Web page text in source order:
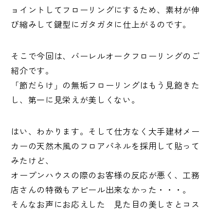
ョイントしてフローリングにするため、素材が伸
び縮みして鍵型にガタガタに仕上がるのです。
そこで今回は、バーレルオークフローリングのご
紹介です。
「節だらけ」の無垢フローリングはもう見飽きた
し、第一に見栄えが美しくない。
はい、わかります。そして仕方なく大手建材メー
カーの天然木風のフロアパネルを採用して貼って
みたけど、
オープンハウスの際のお客様の反応が悪く、工務
店さんの特徴もアピール出来なかった・・・。
そんなお声にお応えした 見た目の美しさとコス